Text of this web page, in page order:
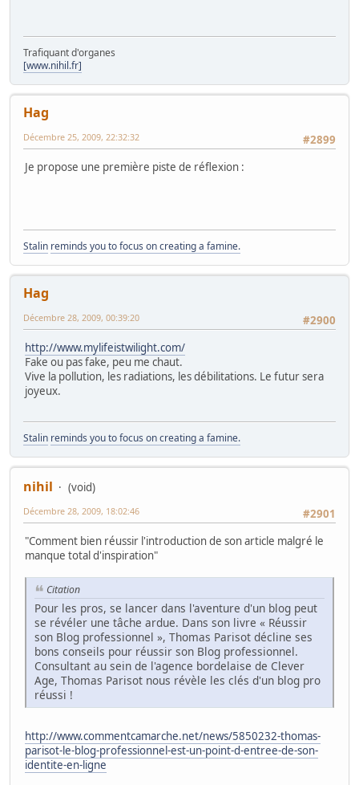
Trafiquant d'organes
[www.nihil.fr]
Hag
#2899
Décembre 25, 2009, 22:32:32
Je propose une première piste de réflexion :
Stalin reminds you to focus on creating a famine.
Hag
#2900
Décembre 28, 2009, 00:39:20
http://www.mylifeistwilight.com/
Fake ou pas fake, peu me chaut.
Vive la pollution, les radiations, les débilitations. Le futur sera
joyeux.
Stalin reminds you to focus on creating a famine.
nihil
(void)
#2901
Décembre 28, 2009, 18:02:46
"Comment bien réussir l'introduction de son article malgré le
manque total d'inspiration"
Citation
Pour les pros, se lancer dans l'aventure d'un blog peut
se révéler une tâche ardue. Dans son livre « Réussir
son Blog professionnel », Thomas Parisot décline ses
bons conseils pour réussir son Blog professionnel.
Consultant au sein de l'agence bordelaise de Clever
Age, Thomas Parisot nous révèle les clés d'un blog pro
réussi !
http://www.commentcamarche.net/news/5850232-thomas-
parisot-le-blog-professionnel-est-un-point-d-entree-de-son-
identite-en-ligne